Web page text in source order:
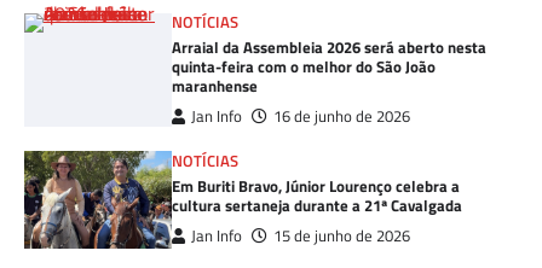
NOTÍCIAS
Arraial da Assembleia 2026 será aberto nesta
quinta-feira com o melhor do São João
maranhense
Jan Info
16 de junho de 2026
NOTÍCIAS
Em Buriti Bravo, Júnior Lourenço celebra a
cultura sertaneja durante a 21ª Cavalgada
Jan Info
15 de junho de 2026